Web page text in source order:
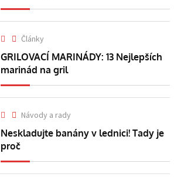
Články
GRILOVACÍ MARINÁDY: 13 Nejlepších
marinád na gril
Návody a rady
Neskladujte banány v lednici! Tady je
proč